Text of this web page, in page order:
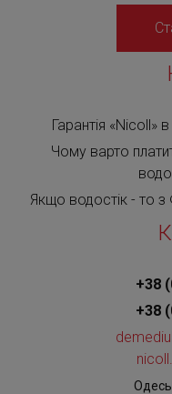
Гарантія «Nicoll»
Чому варто
Якщо водостік - то
+38
+38